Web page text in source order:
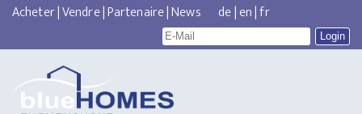
Acheter|Vendre|Partenaire|News de|en|fr